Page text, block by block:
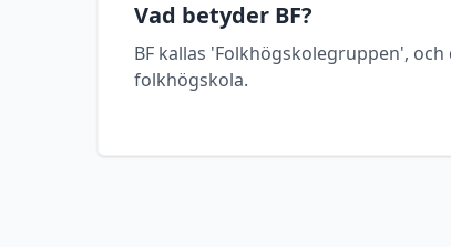
Vad betyder BF?
BF kallas 'Folkhögskolegruppen',
folkhögskola.